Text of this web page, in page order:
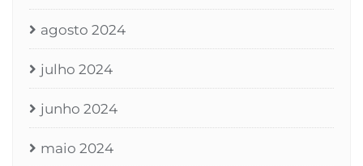
agosto 2024
julho 2024
junho 2024
maio 2024